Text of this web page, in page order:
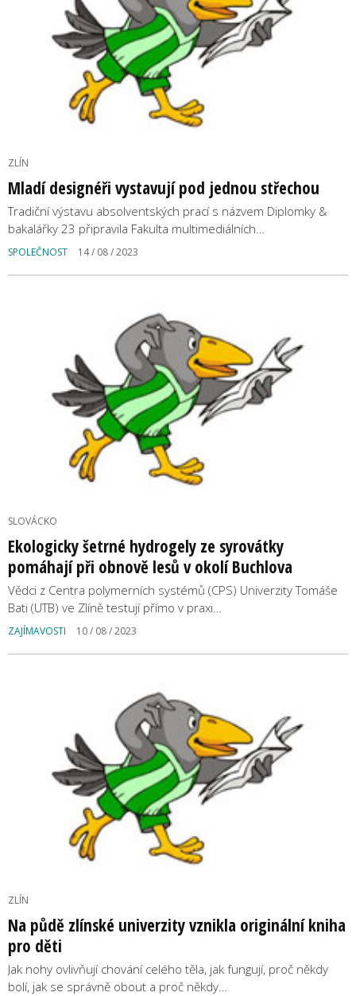
ZLÍN
Mladí designéři vystavují pod jednou střechou
Tradiční výstavu absolventských prací s názvem Diplomky &
bakalářky 23 připravila Fakulta multimediálních…
SPOLEČNOST 14 / 08 / 2023
SLOVÁCKO
Ekologicky šetrné hydrogely ze syrovátky
pomáhají při obnově lesů v okolí Buchlova
Vědci z Centra polymerních systémů (CPS) Univerzity Tomáše
Bati (UTB) ve Zlíně testují přímo v praxi…
ZAJÍMAVOSTI 10 / 08 / 2023
ZLÍN
Na půdě zlínské univerzity vznikla originální kniha
pro děti
Jak nohy ovlivňují chování celého těla, jak fungují, proč někdy
bolí, jak se správně obout a proč někdy…